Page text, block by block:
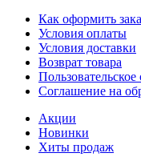
Как оформить
Условия оплаты
Условия доставки
Возврат товара
Соглашение на
Акции
Новинки
Хиты продаж